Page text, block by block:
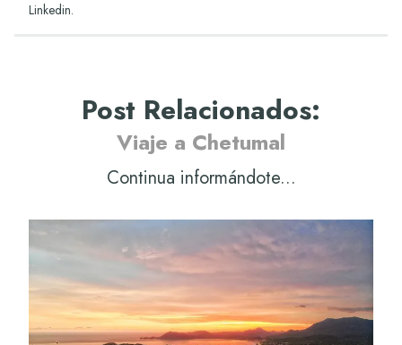
Linkedin.
Post Relacionados:
Viaje a Chetumal
Continua informándote...